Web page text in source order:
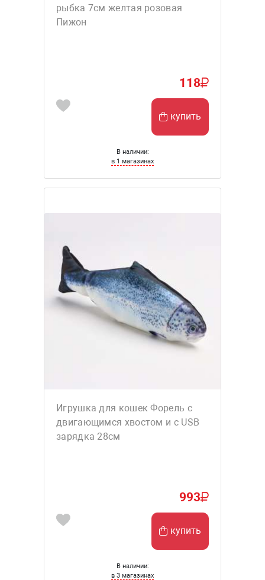
рыбка 7см желтая розовая
Пижон
118
купить
В наличии:
в 1 магазинах
Игрушка для кошек Форель с
двигающимся хвостом и с USB
зарядка 28см
993
купить
В наличии:
в 3 магазинах